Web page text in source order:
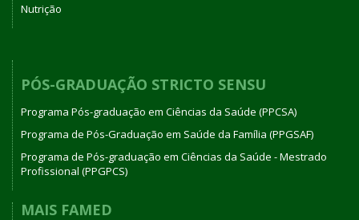
Nutrição
PÓS-GRADUAÇÃO STRICTO SENSU
Programa Pós-graduação em Ciências da Saúde (PPCSA)
Programa de Pós-Graduação em Saúde da Família (PPGSAF)
Programa de Pós-graduação em Ciências da Saúde - Mestrado
Profissional (PPGPCS)
MAIS FAMED